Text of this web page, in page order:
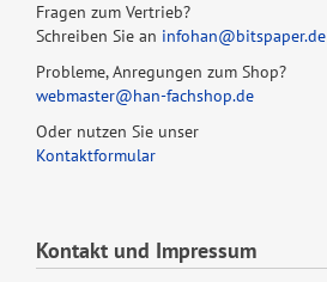
Fragen zum Vertrieb?
Schreiben Sie an infohan@bitspaper.de
Probleme, Anregungen zum Shop?
webmaster@han-fachshop.de
Oder nutzen Sie unser
Kontaktformular
Kontakt und Impressum